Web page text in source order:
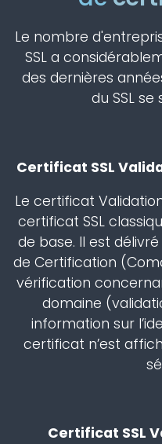
Le nombre
SSL a
des dernières
du SSL se
Certificat SSL
Le certificat
certificat SSL
de base. Il est
de Certification
vérification
domaine
information sur
certificat n’est
Certificat SSL